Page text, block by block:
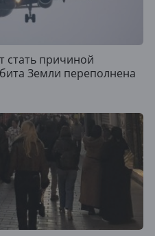
стать причиной
Земли переполнена